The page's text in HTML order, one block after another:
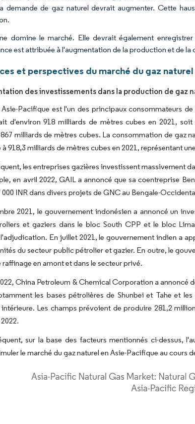
demande de gaz naturel devrait augmenter. Cette
domine le marché. Elle devrait également
est attribuée à l'augmentation de la production et de
et perspectives du marché du gaz
des investissements dans la production de gaz
Pacifique est l'un des principaux consommateurs
d'environ 918 milliards de mètres cubes en 2021,
milliards de mètres cubes. La consommation de gaz
918,3 milliards de mètres cubes en 2021, représentant
les entreprises gazières investissent massivement
en avril 2022, GAIL a annoncé que sa coentreprise
000 INR dans divers projets de GNC au Bengale-
2021, le gouvernement indonésien a annoncé un
et gaziers dans le bloc South CPP et le bloc
En juillet 2021, le gouvernement indien a
du secteur public pétrolier et gazier. En outre, le
en amont et dans le secteur privé.
China Petroleum & Chemical Corporation a
les bases pétrolières de Shunbei et Tahe et
Les champs prévoient de produire 281,2
sur la base des facteurs mentionnés ci-dessus,
le marché du gaz naturel en Asie-Pacifique au cours